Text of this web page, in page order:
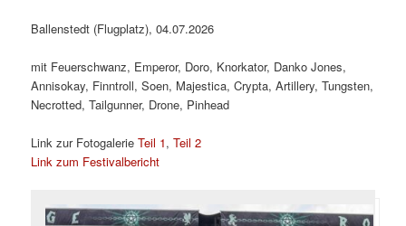
Ballenstedt (Flugplatz), 04.07.2026
mit Feuerschwanz, Emperor, Doro, Knorkator, Danko Jones,
Annisokay, Finntroll, Soen, Majestica, Crypta, Artillery, Tungsten,
Necrotted, Tailgunner, Drone, Pinhead
Link zur FotogalerieTeil 1,Teil 2
Link zum Festivalbericht